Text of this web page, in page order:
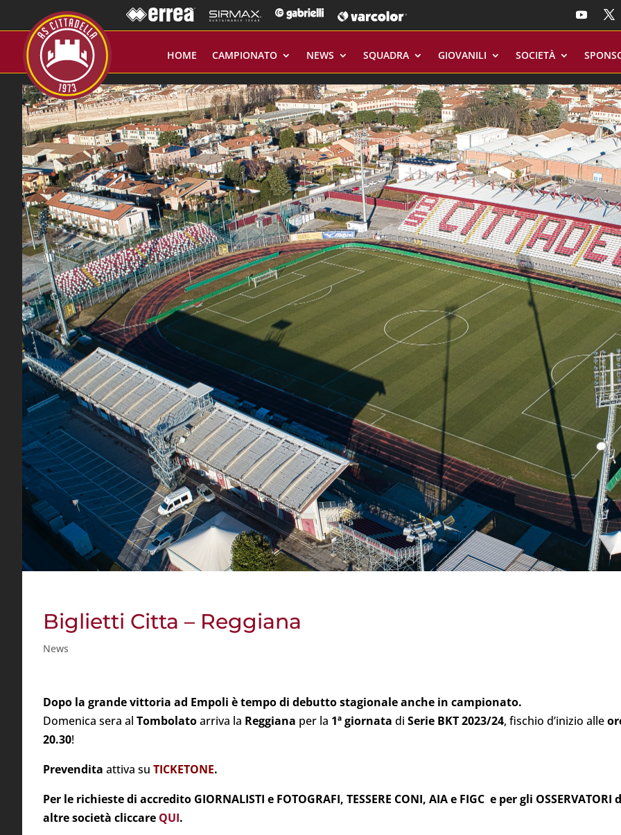
HOME CAMPIONATO NEWS SQUADRA GIOVANILI SOCIETÀ
Biglietti Citta – Reggiana
News
Dopo la grande vittoria ad Empoli è tempo di debutto stagionale anche in campionato.
Domenica sera al Tombolatoarriva la Reggiana per la 1ª giornata di Serie BKT 2023/24, fischio d’inizio alle
20.30!
Prevendita attiva su TICKETONE.
Per le richieste di accredito GIORNALISTI e FOTOGRAFI, TESSERE CONI, AIA e FIGC e per gli OSSERVATORI
altre società cliccare QUI.